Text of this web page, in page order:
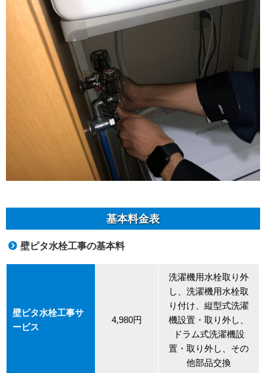
基本料金表
壁ピタ水栓工事の基本料
壁ピタ水栓工事サ
ービス
4,980円
洗濯機用水栓取り外
し、洗濯機用水栓取
り付け、縦型式洗濯
機設置・取り外し、
ドラム式洗濯機設
置・取り外し、その
他部品交換